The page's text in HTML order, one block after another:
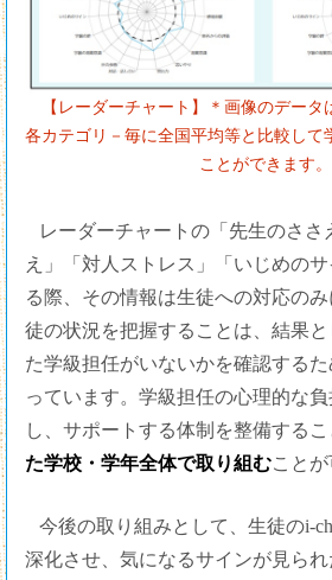
【レーダーチャート】＊画像のデータ
各カテゴリ－毎に全国平均等と比較して
ことができます。
レーダーチャートの「先生のささ
え」「対人ストレス」「いじめの
る際、その情報は生徒への対応の
徒の状況を把握することは、結果と
た学級担任がいないかを確認する
っています。学級担任の心理的な
し、サポートする体制を整備するこ
た学校・学年全体で取り組むことが
今後の取り組みとして、生徒のi-
深化させ、気になるサインが見られ